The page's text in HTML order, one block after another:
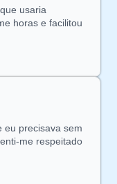
usaria
horas e facilitou
eu precisava sem
me respeitado